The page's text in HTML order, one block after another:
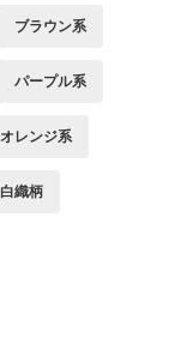
ブラウン系
パープル系
オレンジ系
白織柄